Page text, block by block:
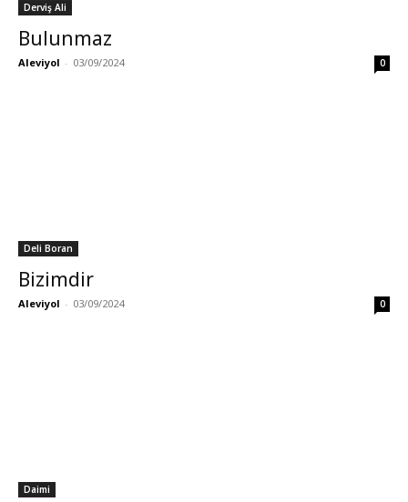
Derviş Ali
Bulunmaz
Aleviyol - 03/09/2024 0
Deli Boran
Bizimdir
Aleviyol - 03/09/2024 0
Daimi